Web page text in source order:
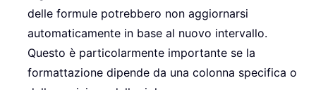
delle formule potrebbero non aggiornarsi
automaticamente in base al nuovo intervallo.
Questo è particolarmente importante se la
formattazione dipende da una colonna specifica o